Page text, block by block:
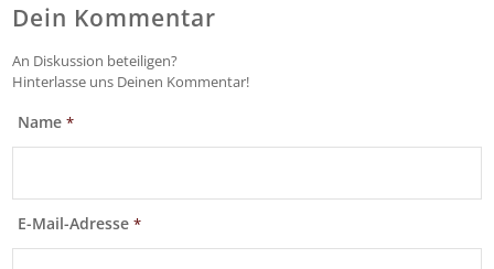
Dein Kommentar
An Diskussion beteiligen?
Hinterlasse uns Deinen Kommentar!
Name*
E-Mail-Adresse*